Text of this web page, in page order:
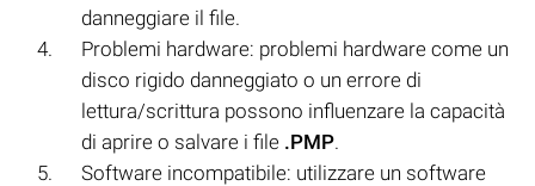
danneggiare il file.
Problemi hardware: problemi hardware come un
disco rigido danneggiato o un errore di
lettura/scrittura possono influenzare la capacità
di aprire o salvare i file .PMP.
Software incompatibile: utilizzare un software